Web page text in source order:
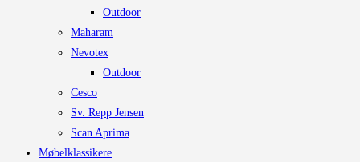
Outdoor
Maharam
Nevotex
Outdoor
Cesco
Sv. Repp Jensen
Scan Aprima
Møbelklassikere